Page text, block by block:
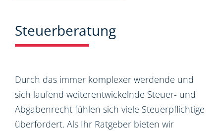
Steuerberatung
Durch das immer komplexer werdende und
sich laufend weiterentwickelnde Steuer- und
Abgabenrecht fühlen sich viele Steuerpflichtige
überfordert. Als Ihr Ratgeber bieten wir